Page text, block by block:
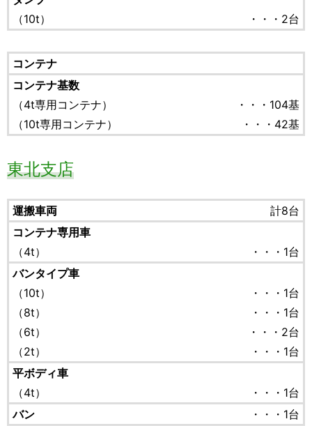
（10t）
・・・2台
コンテナ
コンテナ基数
（4t専用コンテナ）
・・・104基
（10t専用コンテナ）
・・・42基
東北支店
運搬車両
計8台
コンテナ専用車
（4t）
・・・1台
バンタイプ車
（10t）
・・・1台
（8t）
・・・1台
（6t）
・・・2台
（2t）
・・・1台
平ボディ車
（4t）
・・・1台
バン
・・・1台